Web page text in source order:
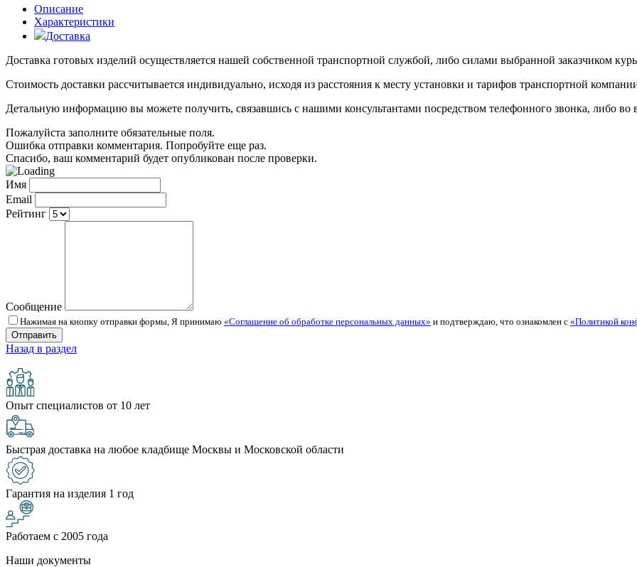
Описание
Характеристики
Доставка
Доставка готовых изделий осуществляется нашей собственной транспортной службой, либо силами выбранной заказчиком
Стоимость доставки рассчитывается индивидуально, исходя из расстояния к месту установки и тарифов транспортной
Детальную информацию вы можете получить, связавшись с нашими консультантами посредством телефонного звонка, либо во
Пожалуйста заполните обязательные поля.
Ошибка отправки комментария. Попробуйте еще раз.
Спасибо, ваш комментарий будет опубликован после проверки.
Имя
Email
Рейтинг
Сообщение
Нажимая на кнопку отправки формы, Я принимаю «Соглашение об обработке персональных данных» и подтверждаю, что ознакомлен с «Политикой
Назад в раздел
Опыт специалистов от 10 лет
Быстрая доставка на любое кладбище Москвы и Московской области
Гарантия на изделия 1 год
Работаем с 2005 года
Наши документы